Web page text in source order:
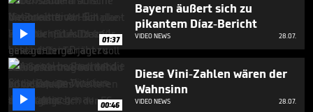
 01:37
Bayern äußert sich zu
pikantem Díaz-Bericht
VIDEO NEWS 28.07.
 00:46
Diese Vini-Zahlen wären der
Wahnsinn
VIDEO NEWS 28.07.